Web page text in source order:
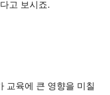
고 보시죠.
교육에 큰 영향을 미칠